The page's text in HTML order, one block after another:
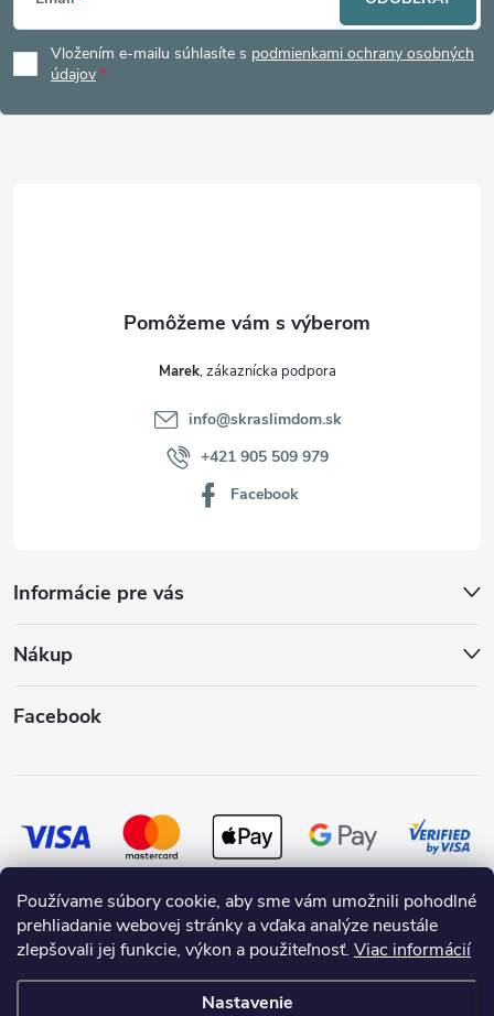
Používame súbory cookie, aby sme vám umožnili pohodlné
prehliadanie webovej stránky a vďaka analýze neustále
zlepšovali jej funkcie, výkon a použiteľnosť. Viac informácií
Nastavenie
á
p
Vložením e-mailu súhlasíte s podmienkami ochrany osobných
údajov
Informácie pre vás
Nákup
Marek
info@skraslimdom.sk
+421 905 509 979
Facebook
Facebook